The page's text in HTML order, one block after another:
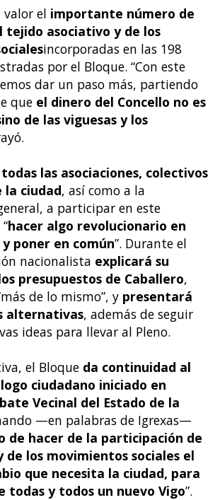
valor el importante número de
tejido asociativo y de los
incorporadas en las 198
por el Bloque. “Con este
dar un paso más, partiendo
que el dinero del Concello no es
de las viguesas y los
todas las asociaciones, colectivos
la ciudad, así como a la
a participar en este
hacer algo revolucionario en
poner en común”. Durante el
nacionalista explicará su
presupuestos de Caballero,
de lo mismo”, y presentará
alternativas, además de seguir
ideas para llevar al Pleno.
el Bloque da continuidad al
ciudadano iniciado en
Vecinal del Estado de la
—en palabras de Igrexas—
de hacer de la participación de
de los movimientos sociales el
que necesita la ciudad, para
todas y todos un nuevo Vigo”.